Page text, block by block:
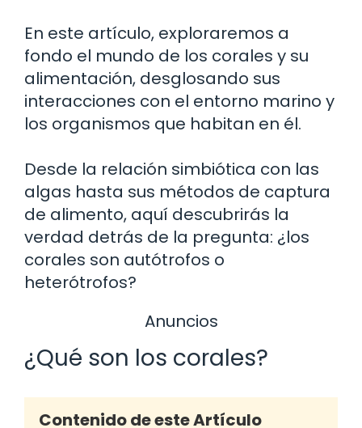
En este artículo, exploraremos a
fondo el mundo de los corales y su
alimentación, desglosando sus
interacciones con el entorno marino y
los organismos que habitan en él.
Desde la relación simbiótica con las
algas hasta sus métodos de captura
de alimento, aquí descubrirás la
verdad detrás de la pregunta: ¿los
corales son autótrofos o
heterótrofos?
Anuncios
¿Qué son los corales?
Contenido de este Artículo